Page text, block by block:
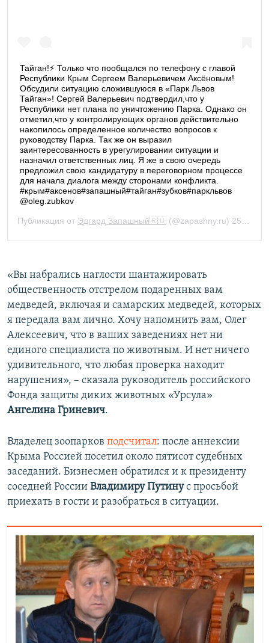
«Вы набрались наглости шантажировать
общественность отстрелом подаренных вам
медведей, включая и самарских медведей, которых
я передала вам лично. Хочу напомнить вам, Олег
Алексеевич, что в ваших заведениях нет ни
единого специалиста по животным. И нет ничего
удивительного, что любая проверка находит
нарушения», – сказала руководитель российского
Фонда защиты диких животных «Урсула»
Ангелина Гриневич.
Владелец зоопарков подсчитал: после аннексии
Крыма Россией посетил около пятисот судебных
заседаний. Бизнесмен обратился и к президенту
соседней России Владимиру Путинус просьбой
приехать в гости и разобраться в ситуации.